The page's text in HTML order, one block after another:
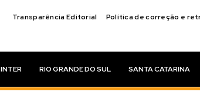
Transparência Editorial Política de correção e
INTER RIO GRANDE DO SUL SANTA CATARINA